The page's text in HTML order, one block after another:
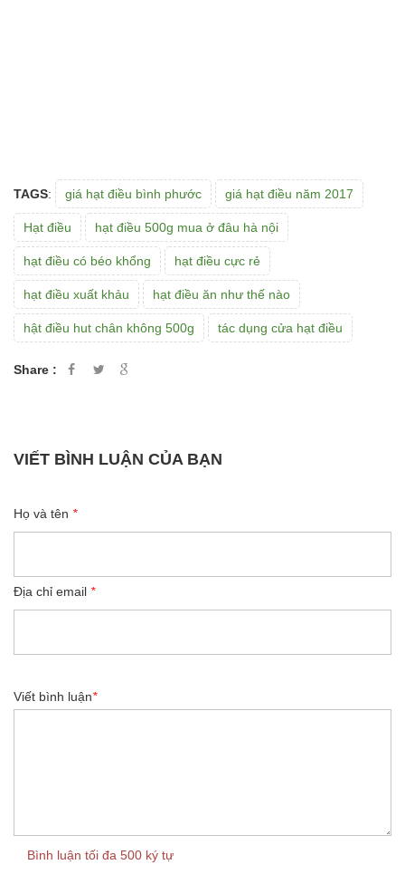
TAGS: giá hạt điều bình phước giá hạt điều năm 2017
Hạt điều hạt điều 500g mua ở đâu hà nội
hạt điều có béo khổng hạt điều cực rẻ
hạt điều xuất khảu hạt điều ăn như thế nào
hật điều hut chân không 500g tác dụng cửa hạt điều
Share :
VIẾT BÌNH LUẬN CỦA BẠN
Họ và tên *
Địa chỉ email *
Viết bình luận*
Bình luận tối đa 500 ký tự